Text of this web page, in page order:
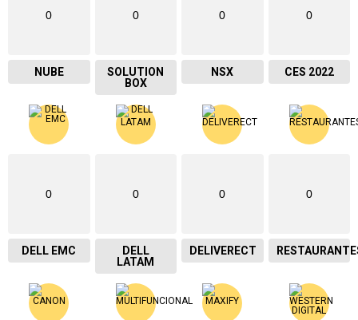
0
NUBE
0
SOLUTION
BOX
0
NSX
0
CES 2022
0
DELL EMC
0
DELL
LATAM
0
DELIVERECT
0